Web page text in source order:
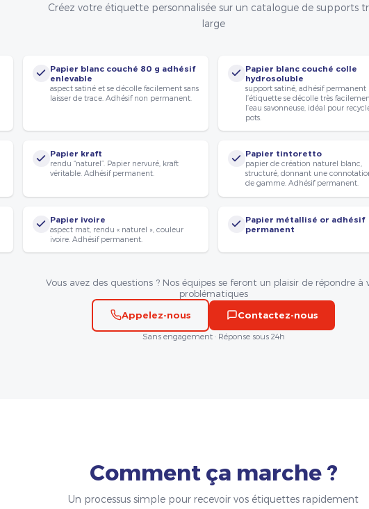
Créez votre étiquette personnalisée sur un catalogue de supports
large
Papier blanc couché 80 g adhésif
enlevable
aspect satiné et se décolle facilement sans
laisser de trace. Adhésif non permanent.
Papier blanc couché colle
hydrosoluble
support satiné, adhésif permanent
l’étiquette se décolle très
l’eau savonneuse, idéal pour
pots.
Papier kraft
rendu “naturel”. Papier nervuré, kraft
véritable. Adhésif permanent.
Papier tintoretto
papier de création naturel blanc,
structuré, donnant une
de gamme. Adhésif permanent.
Papier ivoire
aspect mat, rendu « naturel », couleur
ivoire. Adhésif permanent.
Papier métallisé or adhésif
permanent
Vous avez des questions ? Nos équipes se feront un plaisir de répondre à
problématiques
Appelez-nous
Contactez-nous
Sans engagement · Réponse sous 24h
Comment ça marche ?
Un processus simple pour recevoir vos étiquettes rapidement